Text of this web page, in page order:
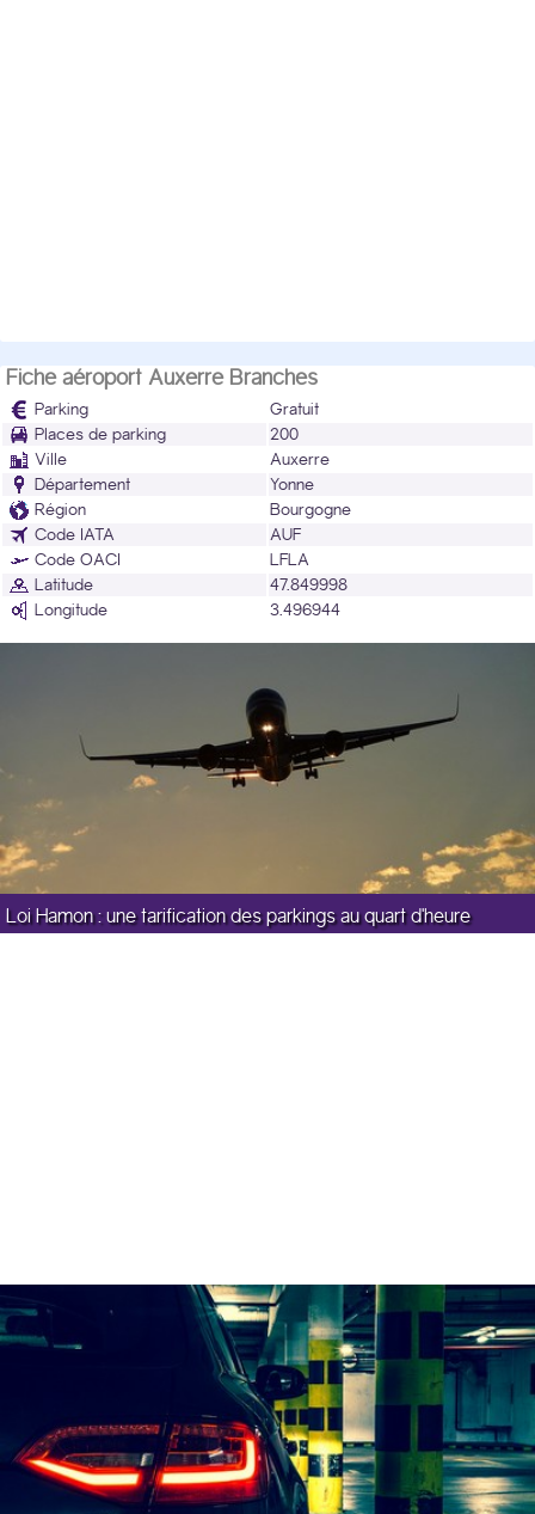
Fiche aéroport Auxerre Branches
Parking
Gratuit
Places de parking
200
Ville
Auxerre
Département
Yonne
Région
Bourgogne
Code IATA
AUF
Code OACI
LFLA
Latitude
47.849998
Longitude
3.496944
Loi Hamon : une tarification des parkings au quart d'heure